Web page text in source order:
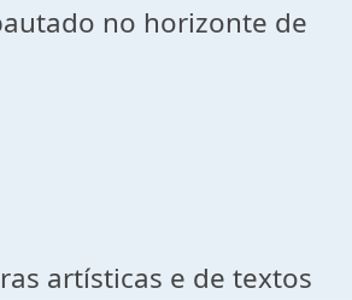
no horizonte de
artísticas e de textos